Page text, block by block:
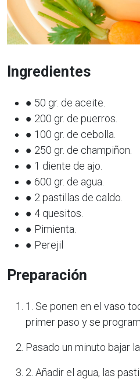
Ingredientes
● 50 gr. de aceite.
● 200 gr. de puerros.
● 100 gr. de cebolla.
● 250 gr. de champiñon.
● 1 diente de ajo.
● 600 gr. de agua.
● 2 pastillas de caldo.
● 4 quesitos.
● Pimienta.
● Perejil
Preparación
1. Se ponen en el vaso
primer paso y se
Pasado un minuto bajar
2. Añadir el agua, las